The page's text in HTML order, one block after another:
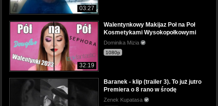
03:27
32:19
Walentynkowy Makijaz Poł na Poł
Kosmetykami Wysokopołkowymi
Dominika Mizia
1080p
Baranek - klip (trailer 3). To już jutro
Premiera o 8 rano w środę
Zenek Kupatasa